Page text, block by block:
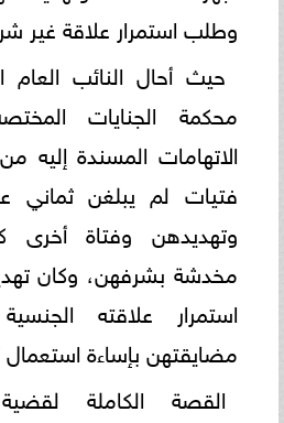
وطلب استمرار علاقة غير
حيث أحال النائب
محكمة الجنايات
الاتهامات المسندة
فتيات لم يبلغن ثماني
وتهديدهن وفتاة أخرى
مخدشة بشرفهن، وكان
استمرار علاقته
مضايقتهن بإساءة استعمال
القصة الكاملة